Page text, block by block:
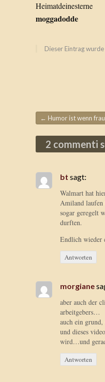
Heimatdeinesterne
moggadodde
Dieser Eintrag wurde
← Humor ist wenn
2 commenti
bt sagt:
Walmart hat
Amiland
sogar geregelt
durften.
Endlich wieder
Antworten
morgiane
aber auch der
arbeitgebers…
auch ein
und dieses
wird…und
Antworten